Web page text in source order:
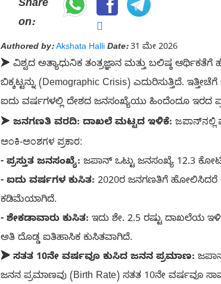
Share
on:
Authored by: Akshata Halli Date:31 ಮೇ 2026
➤ ವಿಶ್ವದ ಅತ್ಯಾಧುನಿಕ ತಂತ್ರಜ್ಞಾನ ಮತ್ತು ಬಲಿಷ್ಠ
ಬಿಕ್ಕಟ್ಟನ್ನು (Demographic Crisis) ಎದುರಿಸುತ್ತಿದೆ.
ಐದು ವರ್ಷಗಳಲ್ಲಿ ದೇಶದ ಜನಸಂಖ್ಯೆಯು ಹಿಂದೆಂದೂ ಇರದ
➤ ಜನಗಣತಿ ವರದಿ: ದಾಖಲೆ ಮಟ್ಟದ ಇಳಿಕೆ: ಜಪಾನ್‌ನಲ್ಲಿ ಪ್ರತಿ ಐದು ವರ್ಷಕ್ಕೊಮ್ಮೆ ರಾಷ್ಟ್ರೀಯ ಜನಗಣತಿಯನ್ನು ನಡೆಸಲಾಗುತ್ತದೆ. ಇತ್ತೀಚಿನ ಪ್ರಾಥಮಿಕ
ಅಂಕಿ-ಅಂಶಗಳ ಪ್ರಕಾರ:
- ಪ್ರಸ್ತುತ ಜನಸಂಖ್ಯೆ: ಜಪಾನ್ ಒಟ್ಟು ಜನಸಂಖ್ಯೆ 12.3
- ಐದು ವರ್ಷಗಳ ಕುಸಿತ: 2020ರ ಜನಗಣತಿಗೆ ಹೋಲಿಸಿದರೆ
ಕಡಿಮೆಯಾಗಿದೆ.
- ಶೇಕಡಾವಾರು ಕುಸಿತ: ಇದು ಶೇ. 2.5 ರಷ್ಟು ದಾಖಲೆಯ
ಅತಿ ದೊಡ್ಡ ಐತಿಹಾಸಿಕ ಕುಸಿತವಾಗಿದೆ.
➤ ಸತತ 10ನೇ ವರ್ಷವೂ ಕುಸಿದ ಜನನ ಪ್ರಮಾಣ:
ಜನನ ಪ್ರಮಾಣವು (Birth Rate) ಸತತ 10ನೇ ವರ್ಷವೂ